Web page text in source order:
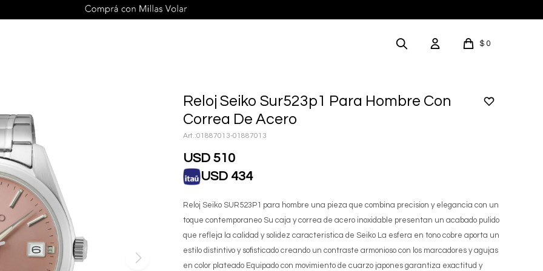
$ 0
Reloj Seiko Sur523p1 Para Hombre Con
Correa De Acero
01887013-01887013
USD 510
USD 434
Reloj Seiko SUR523P1 para hombre una pieza que combina precision y elegancia con un
toque contemporaneo Su caja y correa de acero inoxidable presentan un acabado pulido
que refleja la calidad y solidez caracteristica de Seiko La esfera en tono cobre aporta un
estilo distintivo y sofisticado creando un contraste armonioso con los marcadores y agujas
en color plateado Equipado con movimiento de cuarzo japones garantiza exactitud y